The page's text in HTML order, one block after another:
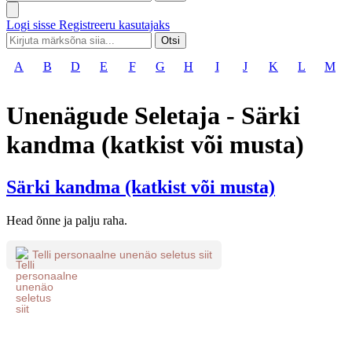
Logi sisse Registreeru kasutajaks
Otsi
A B D E F G H I J K L M
Unenägude Seletaja - Särki
kandma (katkist või musta)
Särki kandma (katkist või musta)
Head õnne ja palju raha.
Telli personaalne unenäo seletus siit